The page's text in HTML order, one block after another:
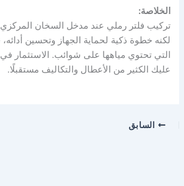
الخلاصة:
تركيب فلتر رملي عند مدخل السخان المركزي
لكنه خطوة ذكية لحماية الجهاز وتحسين
التي تحتوي مياهها على شوائب. الاستثمار
عليك الكثير من الأعطال والتكاليف مستقبلًا.
السابق